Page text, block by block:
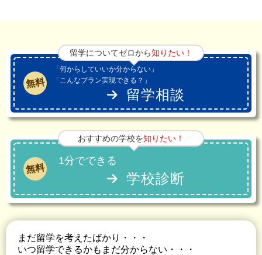
留学についてゼロから知りたい！
無料
「何からしていいか分からない」
「こんなプラン実現できる？」
留学相談
おすすめの学校を知りたい！
無料
1分でできる
学校診断
まだ留学を考えたばかり・・・
いつ留学できるかもまだ分からない・・・